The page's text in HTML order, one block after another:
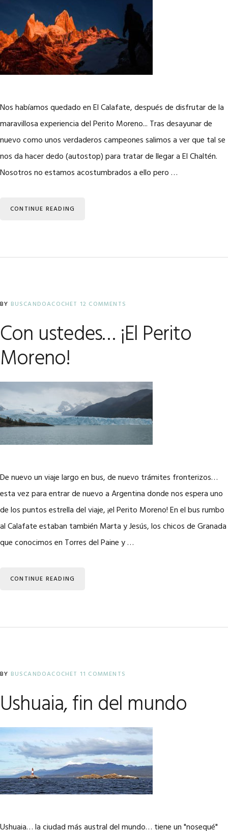
Nos habíamos quedado en El Calafate, después de disfrutar de la
maravillosa experiencia del Perito Moreno... Tras desayunar de
nuevo como unos verdaderos campeones salimos a ver que tal se
nos da hacer dedo (autostop) para tratar de llegar a El Chaltén.
Nosotros no estamos acostumbrados a ello pero …
CONTINUE READING
BY BUSCANDOACOCHET 12 COMMENTS
Con ustedes… ¡El Perito
Moreno!
De nuevo un viaje largo en bus, de nuevo trámites fronterizos…
esta vez para entrar de nuevo a Argentina donde nos espera uno
de los puntos estrella del viaje, ¡el Perito Moreno! En el bus rumbo
al Calafate estaban también Marta y Jesús, los chicos de Granada
que conocimos en Torres del Paine y …
CONTINUE READING
BY BUSCANDOACOCHET 11 COMMENTS
Ushuaia, fin del mundo
Ushuaia… la ciudad más austral del mundo… tiene un "nosequé"